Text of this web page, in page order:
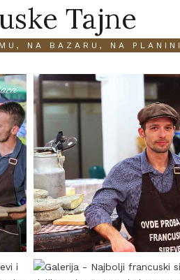
Tajne
NA BAZARU, NA PLANINI